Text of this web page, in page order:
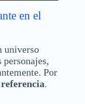
en el
universo
Por
.